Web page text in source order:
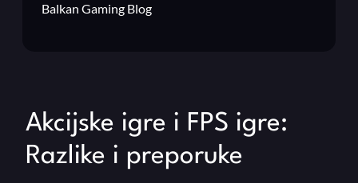
Balkan Gaming Blog
Akcijske igre i FPS igre:
Razlike i preporuke